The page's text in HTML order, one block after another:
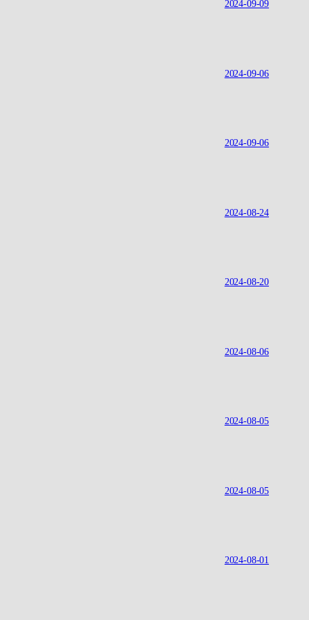
2024-09-09
2024-09-06
2024-09-06
2024-08-24
2024-08-20
2024-08-06
2024-08-05
2024-08-05
2024-08-01